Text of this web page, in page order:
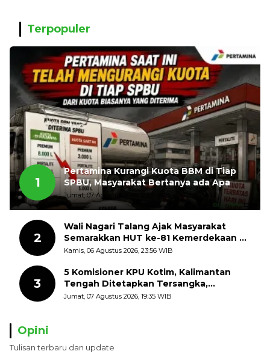
Terpopuler
1
Pertamina Kurangi Kuota BBM di Tiap
SPBU, Masyarakat Bertanya ada Apa
Jumat, 07 Agustus 2026, 11:03 WIB
2
Wali Nagari Talang Ajak Masyarakat
Semarakkan HUT ke-81 Kemerdekaan RI
dengan Mengibarkan Bendera Merah
Kamis, 06 Agustus 2026, 23:56 WIB
3
5 Komisioner KPU Kotim, Kalimantan
Tengah Ditetapkan Tersangka,
Kerugian Negara ditaksir 10 Milyard
Jumat, 07 Agustus 2026, 19:35 WIB
Opini
Tulisan terbaru dan update